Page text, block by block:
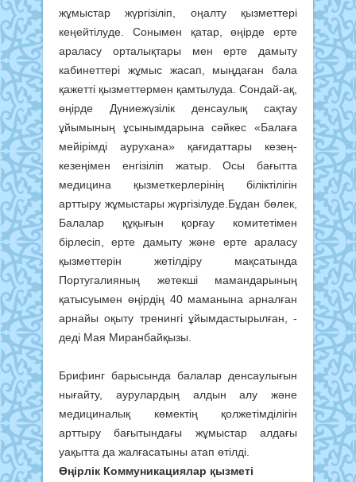
жұмыстар жүргізіліп, оңалту қызметтері
кеңейтілуде. Сонымен қатар, өңірде ерте
араласу орталықтары мен ерте дамыту
кабинеттері жұмыс жасап, мыңдаған бала
қажетті қызметтермен қамтылуда. Сондай-ақ,
өңірде Дүниежүзілік денсаулық сақтау
ұйымының ұсынымдарына сәйкес «Балаға
мейірімді аурухана» қағидаттары кезең-
кезеңімен енгізіліп жатыр. Осы бағытта
медицина қызметкерлерінің біліктілігін
арттыру жұмыстары жүргізілуде.Бұдан бөлек,
Балалар құқығын қорғау комитетімен
бірлесіп, ерте дамыту және ерте араласу
қызметтерін жетілдіру мақсатында
Португалияның жетекші мамандарының
қатысуымен өңірдің 40 маманына арналған
арнайы оқыту тренингі ұйымдастырылған, -
деді Мая Миранбайқызы.
Брифинг барысында балалар денсаулығын
нығайту, аурулардың алдын алу және
медициналық көмектің қолжетімділігін
арттыру бағытындағы жұмыстар алдағы
уақытта да жалғасатыны атап өтілді.
Өңірлік Коммуникациялар қызметі